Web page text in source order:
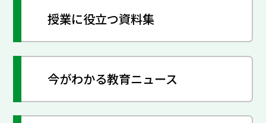
授業に役立つ資料集
今がわかる教育ニュース